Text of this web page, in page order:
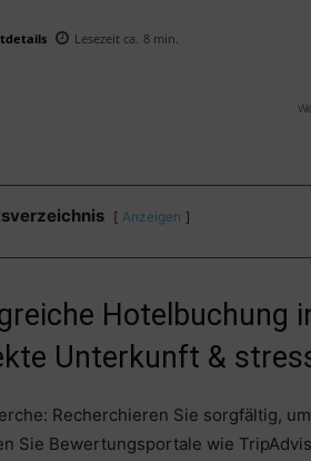
Lesezeit ca. 8 min.
Anzeigen
Hotelbuchung
Unterkunft &
Recherchieren Sie sorgfältig,
Sie Bewertungsportale wie